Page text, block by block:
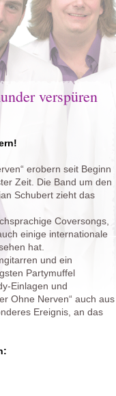
verspüren
erobern seit Beginn
Zeit. Die Band um den
Schubert zieht das
Coversongs,
einige internationale
hat.
und ein
Partymuffel
Einlagen und
Ohne Nerven“ auch aus
Ereignis, an das